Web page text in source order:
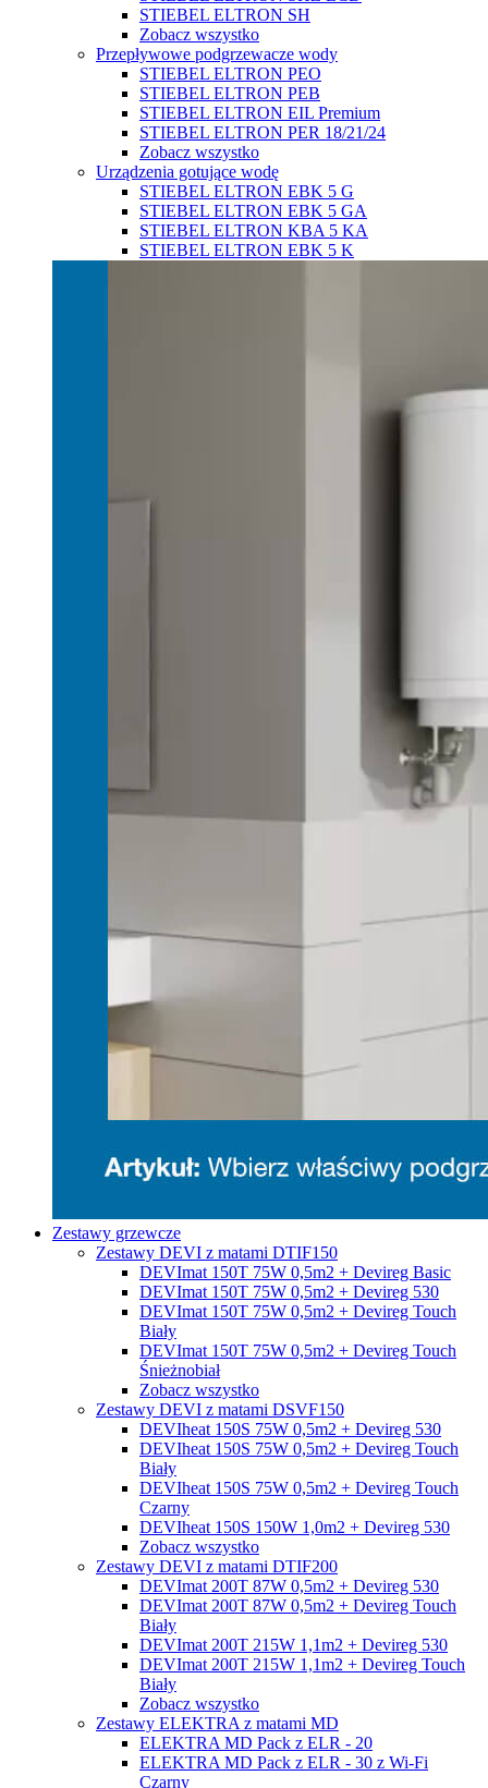
STIEBEL ELTRON SH
Zobacz wszystko
Przepływowe podgrzewacze wody
STIEBEL ELTRON PEO
STIEBEL ELTRON PEB
STIEBEL ELTRON EIL Premium
STIEBEL ELTRON PER 18/21/24
Zobacz wszystko
Urządzenia gotujące wodę
STIEBEL ELTRON EBK 5 G
STIEBEL ELTRON EBK 5 GA
STIEBEL ELTRON KBA 5 KA
STIEBEL ELTRON EBK 5 K
Zestawy grzewcze
Zestawy DEVI z matami DTIF150
DEVImat 150T 75W 0,5m2 + Devireg Basic
DEVImat 150T 75W 0,5m2 + Devireg 530
DEVImat 150T 75W 0,5m2 + Devireg Touch
Biały
DEVImat 150T 75W 0,5m2 + Devireg Touch
Śnieżnobiał
Zobacz wszystko
Zestawy DEVI z matami DSVF150
DEVIheat 150S 75W 0,5m2 + Devireg 530
DEVIheat 150S 75W 0,5m2 + Devireg Touch
Biały
DEVIheat 150S 75W 0,5m2 + Devireg Touch
Czarny
DEVIheat 150S 150W 1,0m2 + Devireg 530
Zobacz wszystko
Zestawy DEVI z matami DTIF200
DEVImat 200T 87W 0,5m2 + Devireg 530
DEVImat 200T 87W 0,5m2 + Devireg Touch
Biały
DEVImat 200T 215W 1,1m2 + Devireg 530
DEVImat 200T 215W 1,1m2 + Devireg Touch
Biały
Zobacz wszystko
Zestawy ELEKTRA z matami MD
ELEKTRA MD Pack z ELR - 20
ELEKTRA MD Pack z ELR - 30 z Wi-Fi
Czarny